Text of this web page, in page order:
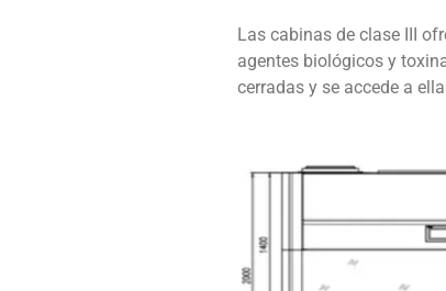
Las cabinas de clase III
agentes biológicos y
cerradas y se accede a